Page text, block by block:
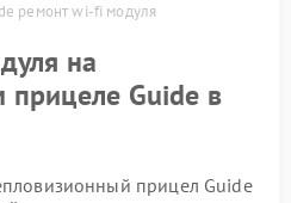
ремонт wi-fi модуля
на
прицеле Guide в
прицел Guide